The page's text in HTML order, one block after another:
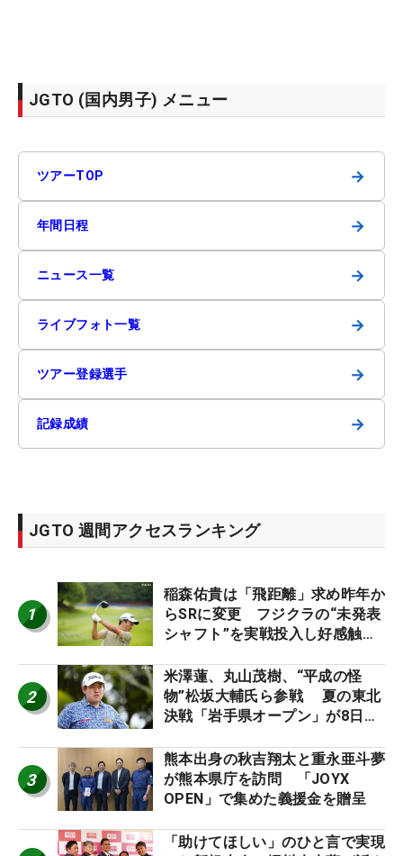
JGTO (国内男子) メニュー
ツアーTOP →
年間日程 →
ニュース一覧 →
ライブフォト一覧 →
ツアー登録選手 →
記録成績 →
JGTO 週間アクセスランキング
1
稲森佑貴は「飛距離」求め昨年か
らSRに変更 フジクラの“未発表
シャフト”を実戦投入し好感触
ーのヒトネタ！】
2
米澤蓮、丸山茂樹、“平成の怪
物”松坂大輔氏ら参戦 夏の東北
決戦「岩手県オープン」が8日開
3
熊本出身の秋吉翔太と重永亜斗夢
が熊本県庁を訪問 「JOYX
OPEN」で集めた義援金を贈呈
「助けてほしい」のひと言で実現